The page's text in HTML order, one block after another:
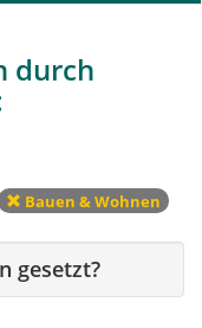
durch
Bauen & Wohnen
gesetzt?